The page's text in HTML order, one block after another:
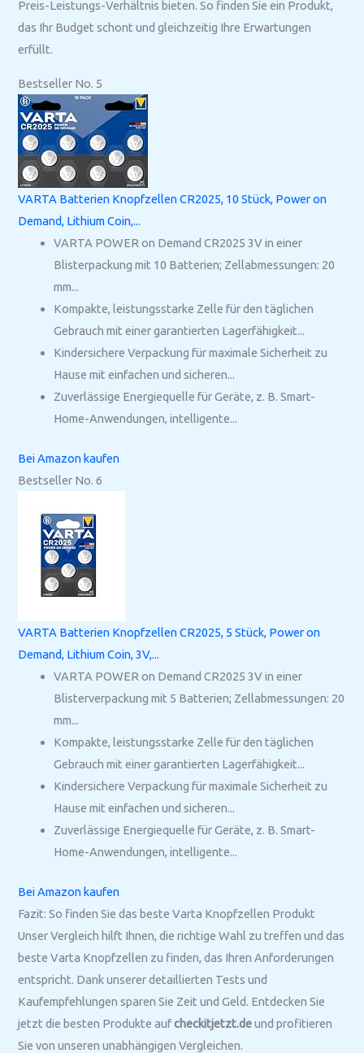
Preis-Leistungs-Verhältnis bieten. So finden Sie ein Produkt,
das Ihr Budget schont und gleichzeitig Ihre Erwartungen
erfüllt.
Bestseller No. 5
VARTA Batterien Knopfzellen CR2025, 10 Stück, Power on
Demand, Lithium Coin,...
VARTA POWER on Demand CR2025 3V in einer
Blisterpackung mit 10 Batterien; Zellabmessungen: 20
mm...
Kompakte, leistungsstarke Zelle für den täglichen
Gebrauch mit einer garantierten Lagerfähigkeit...
Kindersichere Verpackung für maximale Sicherheit zu
Hause mit einfachen und sicheren...
Zuverlässige Energiequelle für Geräte, z. B. Smart-
Home-Anwendungen, intelligente...
Bei Amazon kaufen
Bestseller No. 6
VARTA Batterien Knopfzellen CR2025, 5 Stück, Power on
Demand, Lithium Coin, 3V,...
VARTA POWER on Demand CR2025 3V in einer
Blisterverpackung mit 5 Batterien; Zellabmessungen: 20
mm...
Kompakte, leistungsstarke Zelle für den täglichen
Gebrauch mit einer garantierten Lagerfähigkeit...
Kindersichere Verpackung für maximale Sicherheit zu
Hause mit einfachen und sicheren...
Zuverlässige Energiequelle für Geräte, z. B. Smart-
Home-Anwendungen, intelligente...
Bei Amazon kaufen
Fazit: So finden Sie das beste Varta Knopfzellen Produkt
Unser Vergleich hilft Ihnen, die richtige Wahl zu treffen und das
beste Varta Knopfzellen zu finden, das Ihren Anforderungen
entspricht. Dank unserer detaillierten Tests und
Kaufempfehlungen sparen Sie Zeit und Geld. Entdecken Sie
jetzt die besten Produkte aufcheckitjetzt.deund profitieren
Sie von unseren unabhängigen Vergleichen.